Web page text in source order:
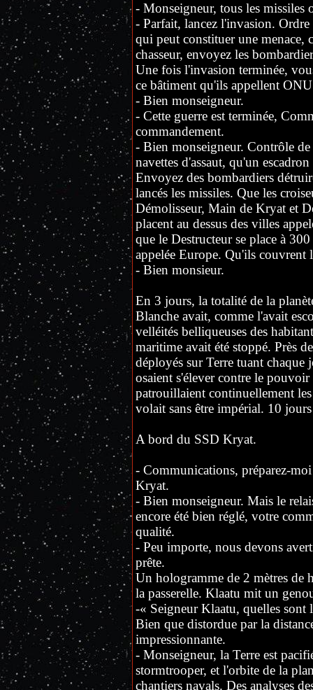
- Monseigneur, tous les missiles
- Parfait, lancez l'invasion.
qui peut constituer une menace,
chasseur, envoyez les
Une fois l'invasion terminée,
ce bâtiment qu'ils appellent
- Bien monseigneur.
- Cette guerre est terminée,
commandement.
- Bien monseigneur. Contrôle
navettes d'assaut, qu'un
Envoyez des bombardiers
lancés les missiles. Que les
Démolisseur, Main de Kryat et
placent au dessus des villes
que le Destructeur se place à
appelée Europe. Qu'ils couvrent
- Bien monsieur.
En 3 jours, la totalité de la
Blanche avait, comme l'avait
velléités belliqueuses des
maritime avait été stoppé. Près
déployés sur Terre tuant chaque
osaient s'élever contre le
patrouillaient continuellement
volait sans être impérial. 10
A bord du SSD Kryat.
- Communications, préparez-
Kryat.
- Bien monseigneur. Mais le
encore été bien réglé, votre
qualité.
- Peu importe, nous devons
prête.
Un hologramme de 2 mètres de
la passerelle. Klaatu mit un
-« Seigneur Klaatu, quelles sont
Bien que distordue par la
impressionnante.
- Monseigneur, la Terre est
stormtrooper, et l'orbite de la
chantiers navals. Des analyses